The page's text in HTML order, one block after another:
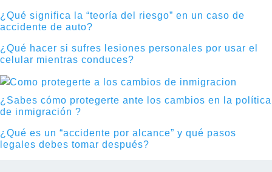
¿Qué significa la “teoría del riesgo” en un caso de
accidente de auto?
¿Qué hacer si sufres lesiones personales por usar el
celular mientras conduces?
¿Sabes cómo protegerte ante los cambios en la política
de inmigración ?
¿Qué es un “accidente por alcance” y qué pasos
legales debes tomar después?